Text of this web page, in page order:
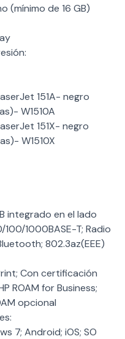
(mínimo de 16 GB)
151A- negro
W1510A
151X- negro
W1510X
integrado en el lado
1000BASE-T; Radio
802.3az(EEE)
Con certificación
ROAM for Business;
opcional
7; Android; iOS; SO